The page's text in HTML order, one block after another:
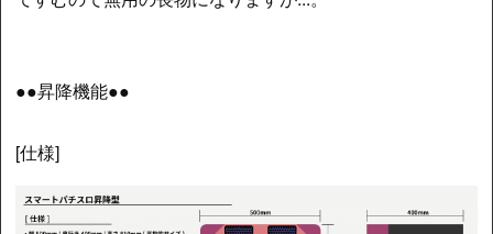
●●昇降機能●●
[仕様]